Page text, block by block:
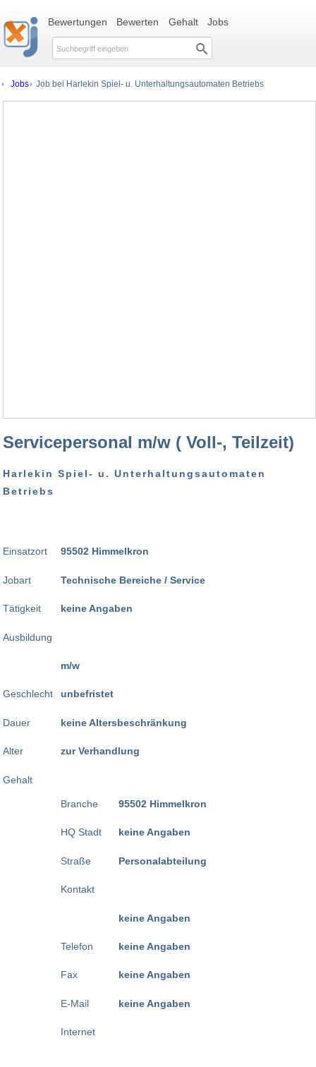
Bewertungen Bewerten Gehalt Jobs
Jobs Job bei Harlekin Spiel- u. Unterhaltungsautomaten Betriebs
Servicepersonal m/w ( Voll-, Teilzeit)
Harlekin Spiel- u. Unterhaltungsautomaten
Betriebs
Einsatzort
Jobart
Tätigkeit
Ausbildung
Geschlecht
Dauer
Alter
Gehalt
95502 Himmelkron
Technische Bereiche / Service
keine Angaben
m/w
unbefristet
keine Altersbeschränkung
zur Verhandlung
Branche
HQ Stadt
Straße
Kontakt
Telefon
Fax
E-Mail
Internet
95502 Himmelkron
keine Angaben
Personalabteilung
keine Angaben
keine Angaben
keine Angaben
keine Angaben